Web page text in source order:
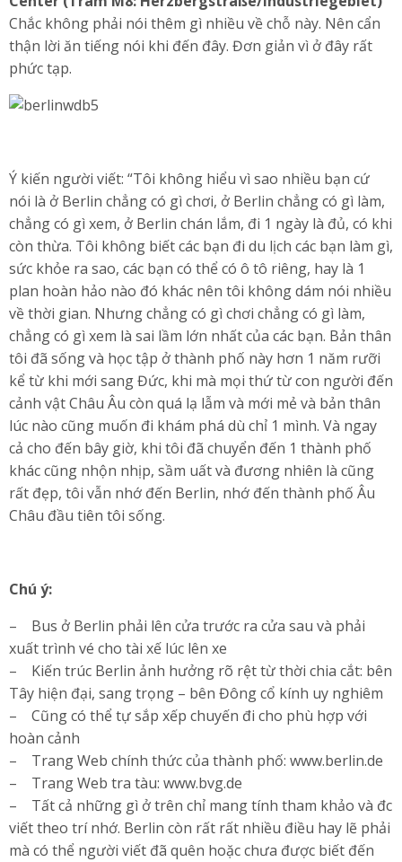
Chắc không phải nói thêm gì nhiều về chỗ này. Nên cẩn
thận lời ăn tiếng nói khi đến đây. Đơn giản vì ở đây rất
phức tạp.
Ý kiến người viết: “Tôi không hiểu vì sao nhiều bạn cứ
nói là ở Berlin chẳng có gì chơi, ở Berlin chẳng có gì làm,
chẳng có gì xem, ở Berlin chán lắm, đi 1 ngày là đủ, có khi
còn thừa. Tôi không biết các bạn đi du lịch các bạn làm gì,
sức khỏe ra sao, các bạn có thể có ô tô riêng, hay là 1
plan hoàn hảo nào đó khác nên tôi không dám nói nhiều
về thời gian. Nhưng chẳng có gì chơi chẳng có gì làm,
chẳng có gì xem là sai lầm lớn nhất của các bạn. Bản thân
tôi đã sống và học tập ở thành phố này hơn 1 năm rưỡi
kể từ khi mới sang Đức, khi mà mọi thứ từ con người đến
cảnh vật Châu Âu còn quá lạ lẫm và mới mẻ và bản thân
lúc nào cũng muốn đi khám phá dù chỉ 1 mình. Và ngay
cả cho đến bây giờ, khi tôi đã chuyển đến 1 thành phố
khác cũng nhộn nhịp, sầm uất và đương nhiên là cũng
rất đẹp, tôi vẫn nhớ đến Berlin, nhớ đến thành phố Âu
Châu đầu tiên tôi sống.
Chú ý:
– Bus ở Berlin phải lên cửa trước ra cửa sau và phải
xuất trình vé cho tài xế lúc lên xe
– Kiến trúc Berlin ảnh hưởng rõ rệt từ thời chia cắt: bên
Tây hiện đại, sang trọng – bên Đông cổ kính uy nghiêm
– Cũng có thể tự sắp xếp chuyến đi cho phù hợp với
hoàn cảnh
– Trang Web chính thức của thành phố: www.berlin.de
– Trang Web tra tàu: www.bvg.de
– Tất cả những gì ở trên chỉ mang tính tham khảo và đc
viết theo trí nhớ. Berlin còn rất rất nhiều điều hay lẽ phải
mà có thể người viết đã quên hoặc chưa được biết đến